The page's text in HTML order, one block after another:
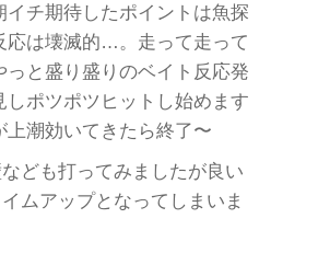
イチ期待したポイントは魚探
応は壊滅的…。走って走って
っと盛り盛りのベイト反応発
しポツポツヒットし始めます
上潮効いてきたら終了〜
ども打ってみましたが良い
ムアップとなってしまいま